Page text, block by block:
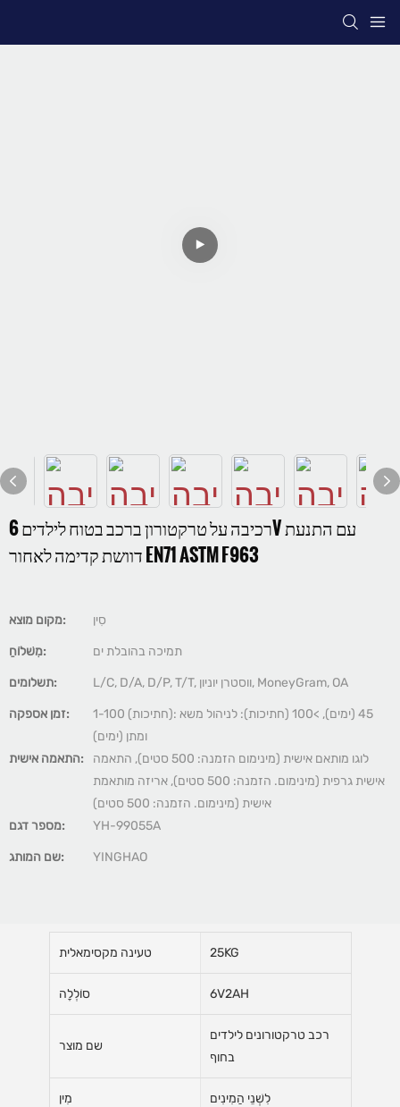
רכיבה על טרקטורון ברכב בטוח לילדים 6V עם התנעת
דוושת קדימה לאחור EN71 ASTM F963
מקום מוצא: סִין
מִשׁלוֹחַ: תמיכה בהובלת ים
תשלומים: L/C, D/A, D/P, T/T, ווסטרן יוניון, MoneyGram, OA
זמן אספקה:
1-100 (חתיכות): 45 (ימים), >100 (חתיכות): לניהול משא
ומתן (ימים)
התאמה אישית:
לוגו מותאם אישית (מינימום הזמנה: 500 סטים), התאמה
אישית גרפית (מינימום. הזמנה: 500 סטים), אריזה מותאמת
אישית (מינימום. הזמנה: 500 סטים)
מספר דגם:
YH-99055A
שם המותג: YINGHAO
טעינה מקסימאלית 25KG
סוֹלְלָה 6V2AH
שם מוצר
רכב טרקטורונים לילדים
בחוף
מִין לִשְׁנֵי הַמִינִים